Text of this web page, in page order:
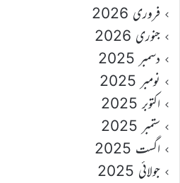
فروری 2026
جنوری 2026
دسمبر 2025
نومبر 2025
اکتوبر 2025
ستمبر 2025
اگست 2025
جولائی 2025